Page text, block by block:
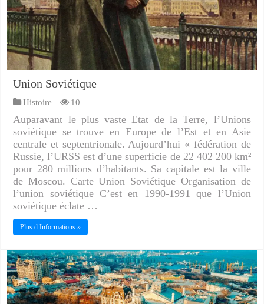
Union Soviétique
Histoire 10
Auparavant le plus vaste Etat de la Terre, l’Unions
soviétique se trouve en Europe de l’Est et en Asie
centrale et septentrionale. Aujourd’hui « fédération de
Russie, l’URSS est d’une superficie de 22 402 200 km²
pour 280 millions d’habitants. Sa capitale est la ville
de Moscou. Carte Union Soviétique Organisation de
l’union soviétique C’est en 1990-1991 que l’Union
soviétique éclate …
Plus d Informations »